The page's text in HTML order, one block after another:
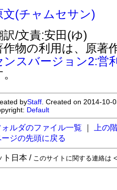
文(チャムセサン)
訳/文責:安田(ゆ)
作物の利用は、原著
ンスバージョン2:営
byStaff . Created on 2014-
Default
ォルダのファイル一覧
上の
ージの先頭に戻る
ト日本 / このサイトに関する連絡は